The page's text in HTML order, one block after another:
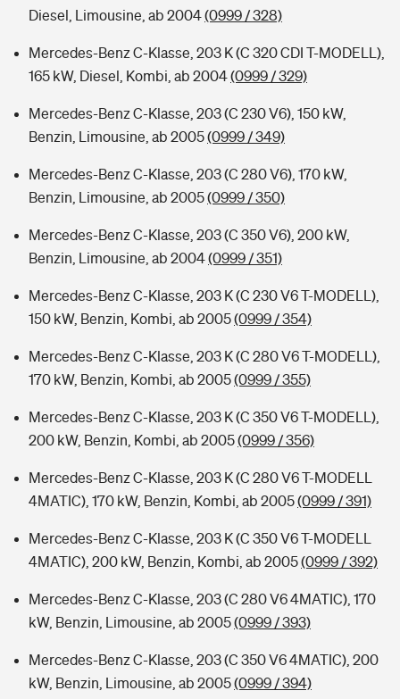
Diesel, Limousine, ab 2004(0999 / 328)
Mercedes-Benz C-Klasse, 203 K (C 320 CDI T-MODELL),
165 kW, Diesel, Kombi, ab 2004(0999 / 329)
Mercedes-Benz C-Klasse, 203 (C 230 V6), 150 kW,
Benzin, Limousine, ab 2005(0999 / 349)
Mercedes-Benz C-Klasse, 203 (C 280 V6), 170 kW,
Benzin, Limousine, ab 2005(0999 / 350)
Mercedes-Benz C-Klasse, 203 (C 350 V6), 200 kW,
Benzin, Limousine, ab 2004(0999 / 351)
Mercedes-Benz C-Klasse, 203 K (C 230 V6 T-MODELL),
150 kW, Benzin, Kombi, ab 2005(0999 / 354)
Mercedes-Benz C-Klasse, 203 K (C 280 V6 T-MODELL),
170 kW, Benzin, Kombi, ab 2005(0999 / 355)
Mercedes-Benz C-Klasse, 203 K (C 350 V6 T-MODELL),
200 kW, Benzin, Kombi, ab 2005(0999 / 356)
Mercedes-Benz C-Klasse, 203 K (C 280 V6 T-MODELL
4MATIC), 170 kW, Benzin, Kombi, ab 2005(0999 / 391)
Mercedes-Benz C-Klasse, 203 K (C 350 V6 T-MODELL
4MATIC), 200 kW, Benzin, Kombi, ab 2005(0999 / 392)
Mercedes-Benz C-Klasse, 203 (C 280 V6 4MATIC), 170
kW, Benzin, Limousine, ab 2005(0999 / 393)
Mercedes-Benz C-Klasse, 203 (C 350 V6 4MATIC), 200
kW, Benzin, Limousine, ab 2005(0999 / 394)